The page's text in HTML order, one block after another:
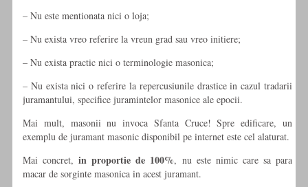
– Nu este mentionata nici o loja;
– Nu exista vreo referire la vreun grad sau vreo initiere;
– Nu exista practic nici o terminologie masonica;
– Nu exista nici o referire la repercusiunile drastice in cazul tradarii
juramantului, specifice juramintelor masonice ale epocii.
Mai mult, masonii nu invoca Sfanta Cruce! Spre edificare, un
exemplu de juramant masonic disponibil pe internet este cel alaturat.
Mai concret,in proportie de 100%, nu este nimic care sa para
macar de sorginte masonica in acest juramant.